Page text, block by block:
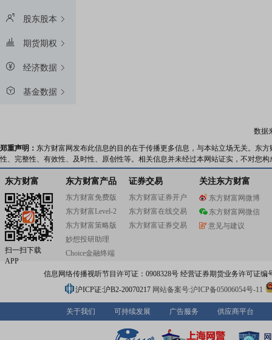
股东股本
期货期权
经济数据
基金数据
数据
郑重声明： 东方财富网发布此信息的目的在于传播更多信息，与本站立场无关。东
性、完整性、有效性、及时性、原创性等。相关信息并未经过本网站证实，不对您
东方财富
扫一扫下载
APP
东方财富产品
东方财富免费版
东方财富Level-2
东方财富策略版
妙想投研助理
Choice金融终端
证券交易
东方财富证券开户
东方财富在线交易
东方财富证券交易
关注东方财富
东方财富网微博
东方财富网微信
意见与建议
信息网络传播视听节目许可证：0908328号 经营证券期货业务许可证编
沪ICP证:沪B2-20070217 网站备案号:沪ICP备05006054号-11
关于我们 可持续发展 广告服务 供应商平台